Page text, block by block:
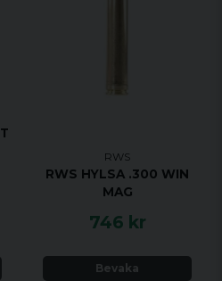
RWS
RWS HYLSA .300 WIN
MAG
746 kr
Bevaka